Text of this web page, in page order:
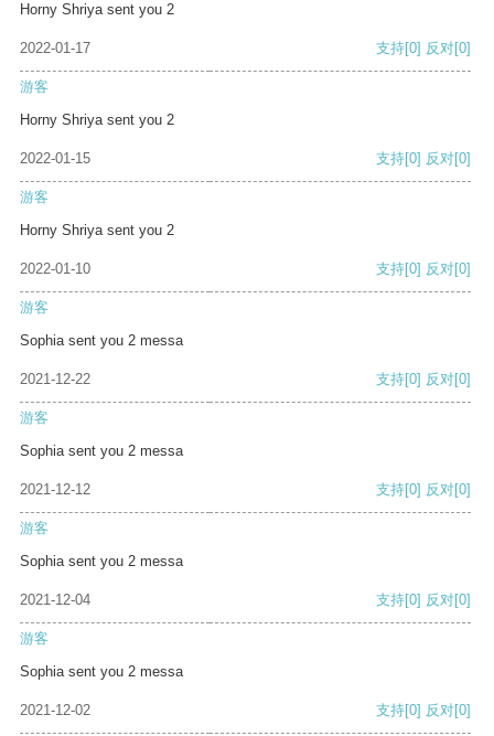
Horny Shriya sent you 2
2022-01-17 支持[0] 反对[0]
游客
Horny Shriya sent you 2
2022-01-15 支持[0] 反对[0]
游客
Horny Shriya sent you 2
2022-01-10 支持[0] 反对[0]
游客
Sophia sent you 2 messa
2021-12-22 支持[0] 反对[0]
游客
Sophia sent you 2 messa
2021-12-12 支持[0] 反对[0]
游客
Sophia sent you 2 messa
2021-12-04 支持[0] 反对[0]
游客
Sophia sent you 2 messa
2021-12-02 支持[0] 反对[0]